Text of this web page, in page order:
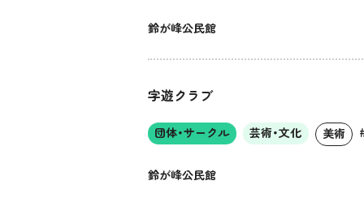
鈴が峰公民館
字遊クラブ
団体・サークル 芸術・文化 美術
鈴が峰公民館